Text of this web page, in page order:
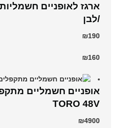
/לבן
₪190
₪160
TORO 48V
₪4900